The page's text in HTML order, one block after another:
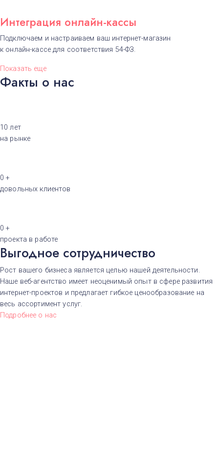
Интеграция онлайн-кассы
Подключаем и настраиваем ваш интернет-магазин
к онлайн-кассе для соответствия 54-ФЗ.
Показать еще
Факты о нас
10 лет
на рынке
0 +
довольных клиентов
0 +
проекта в работе
Выгодное сотрудничество
Рост вашего бизнеса является целью нашей деятельности.
Наше веб-агентство имеет неоценимый опыт в сфере развития
интернет-проектов и предлагает гибкое ценообразование на
весь ассортимент услуг.
Подробнее о нас